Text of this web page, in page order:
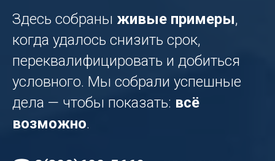
Здесь собраны живые примеры,
когда удалось снизить срок,
переквалифицировать и добиться
условного. Мы собрали успешные
дела — чтобы показать: всё
возможно.